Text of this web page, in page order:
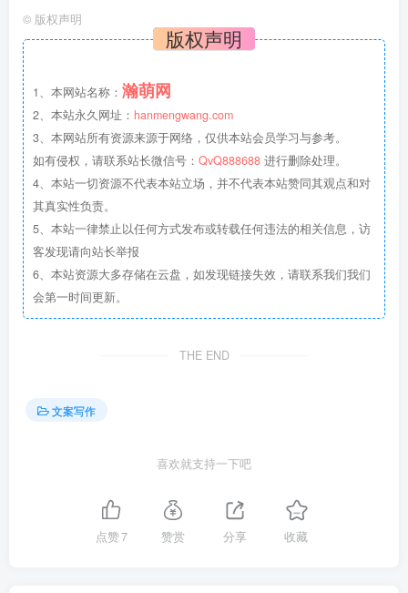
© 版权声明
版权声明
1、本网站名称： 瀚萌网
2、本站永久网址： hanmengwang.com
3、本网站所有资源来源于网络，仅供本站会员学习与参考。
如有侵权，请联系站长微信号： QvQ888688 进行删除处理。
4、本站一切资源不代表本站立场，并不代表本站赞同其观点和对
其真实性负责。
5、本站一律禁止以任何方式发布或转载任何违法的相关信息，访
客发现请向站长举报
6、本站资源大多存储在云盘，如发现链接失效，请联系我们我们
会第一时间更新。
THE END
文案写作
喜欢就支持一下吧
点赞7 赞赏 分享 收藏